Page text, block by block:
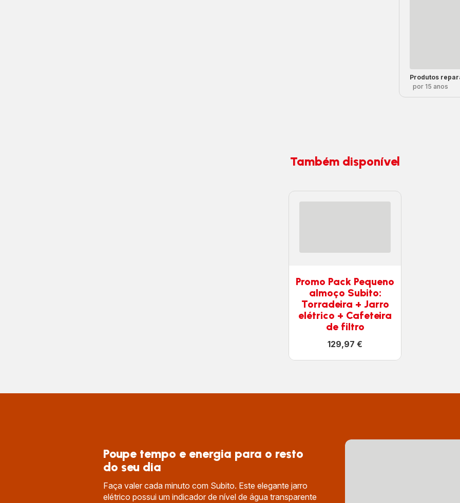
Produtos
por 15 anos
Também disponível
Promo Pack Pequeno
almoço Subito:
Torradeira + Jarro
elétrico + Cafeteira
de filtro
129,97 €
mais
+
Cafeteira
-
129,97 €
Poupe tempo e energia para o resto
do seu dia
Faça valer cada minuto com Subito. Este elegante jarro
elétrico possui um indicador de nível de água transparente